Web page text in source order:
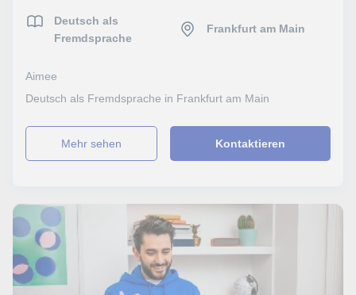
Deutsch als
Fremdsprache
Frankfurt am Main
Aimee
Deutsch als Fremdsprache in Frankfurt am Main
Mehr sehen Kontaktieren